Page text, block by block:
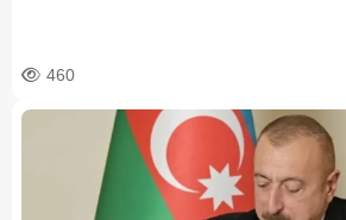
460